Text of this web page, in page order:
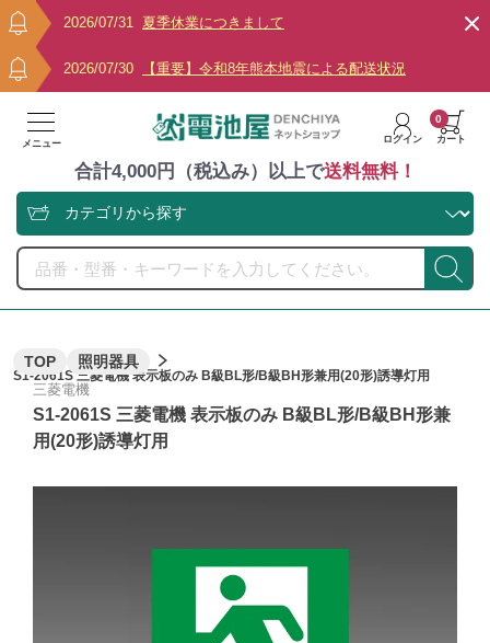
2026/07/31 夏季休業につきまして
2026/07/30 【重要】令和8年熊本地震による配送状況
メニュー ログイン カート
0
合計4,000円（税込み）以上で送料無料！
TOP 照明器具
S1-2061S 三菱電機 表示板のみ B級BL形/B級BH形兼用(20形)誘導灯用
三菱電機
S1-2061S 三菱電機 表示板のみ B級BL形/B級BH形兼
用(20形)誘導灯用